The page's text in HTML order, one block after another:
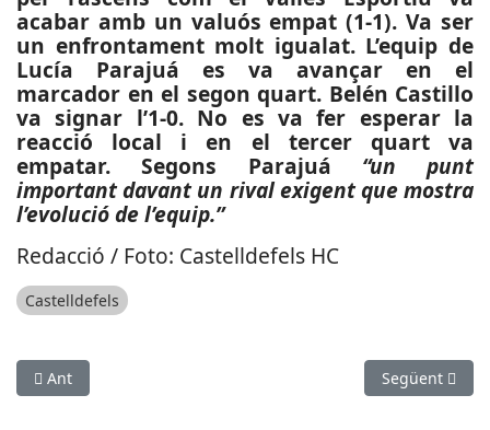
acabar amb un valuós empat (1-1). Va ser
un enfrontament molt igualat. L’equip de
Lucía Parajuá es va avançar en el
marcador en el segon quart. Belén Castillo
va signar l’1-0. No es va fer esperar la
reacció local i en el tercer quart va
empatar. Segons Parajuá “un punt
important davant un rival exigent que mostra
l’evolució de l’equip.”
Redacció / Foto: Castelldefels HC
Castelldefels
Article anterior: ESPORTS (MOTOR, CAMPIONAT
Ant Article
Següent